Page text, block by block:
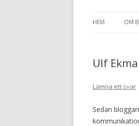
HEM OM
Ulf
Lämna ett svar
Sedan